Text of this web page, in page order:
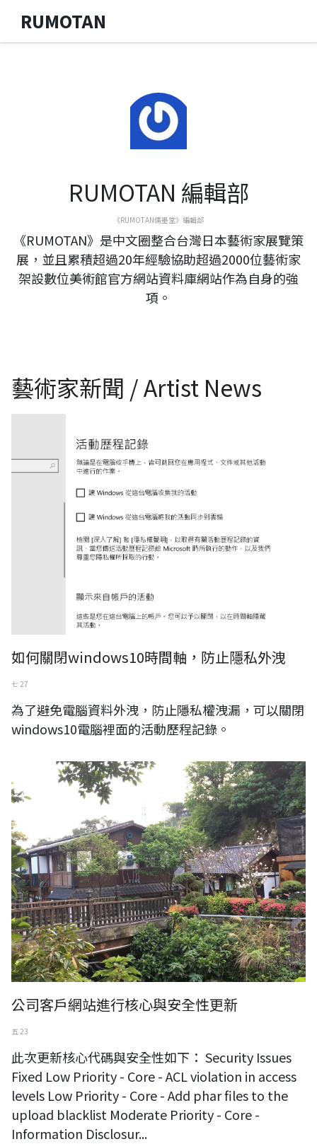
RUMOTAN
RUMOTAN 編輯部
《RUMOTAN儒墨堂》編輯部
《RUMOTAN》是中文圈整合台灣日本藝術家展覽策
展，並且累積超過20年經驗協助超過2000位藝術家
架設數位美術館官方網站資料庫網站作為自身的強
項。
藝術家新聞 / Artist News
如何關閉windows10時間軸，防止隱私外洩
七 27
為了避免電腦資料外洩，防止隱私權洩漏，可以關閉
windows10電腦裡面的活動歷程記錄。
公司客戶網站進行核心與安全性更新
五 23
此次更新核心代碼與安全性如下： Security Issues
Fixed Low Priority - Core - ACL violation in access
levels Low Priority - Core - Add phar files to the
upload blacklist Moderate Priority - Core -
Information Disclosur...